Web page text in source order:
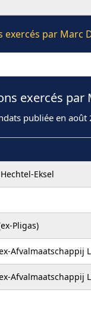
par Marc
exercés par
publiée en août
Eksel
Pligas)
Afvalmaatschappij
Afvalmaatschappij